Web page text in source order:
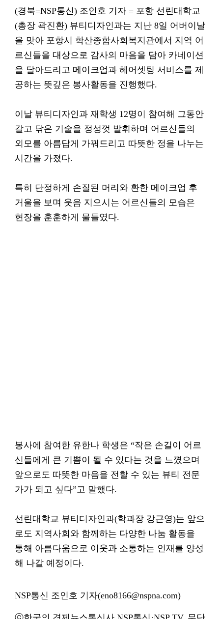
(경북=NSP통신) 조인호 기자 = 포항 선린대학교
(총장 곽진환) 뷰티디자인과는 지난 8일 어버이날
을 맞아 포항시 학산종합사회복지관에서 지역 어
르신들을 대상으로 감사의 마음을 담아 카네이션
을 달아드리고 메이크업과 헤어셋팅 서비스를 제
공하는 뜻깊은 봉사활동을 진행했다.
이날 뷰티디자인과 재학생 12명이 참여해 그동안
갈고 닦은 기술을 정성껏 발휘하며 어르신들의
외모를 아름답게 가꿔드리고 따뜻한 정을 나누는
시간을 가졌다.
특히 단정하게 손질된 머리와 환한 메이크업 후
거울을 보며 웃음 지으시는 어르신들의 모습은
현장을 훈훈하게 물들였다.
봉사에 참여한 유한나 학생은 “작은 손길이 어르
신들에게 큰 기쁨이 될 수 있다는 것을 느꼈으며
앞으로도 따뜻한 마음을 전할 수 있는 뷰티 전문
가가 되고 싶다”고 말했다.
선린대학교 뷰티디자인과(학과장 강근영)는 앞으
로도 지역사회와 함께하는 다양한 나눔 활동을
통해 아름다움으로 이웃과 소통하는 인재를 양성
해 나갈 예정이다.
NSP통신 조인호 기자(eno8166@nspna.com)